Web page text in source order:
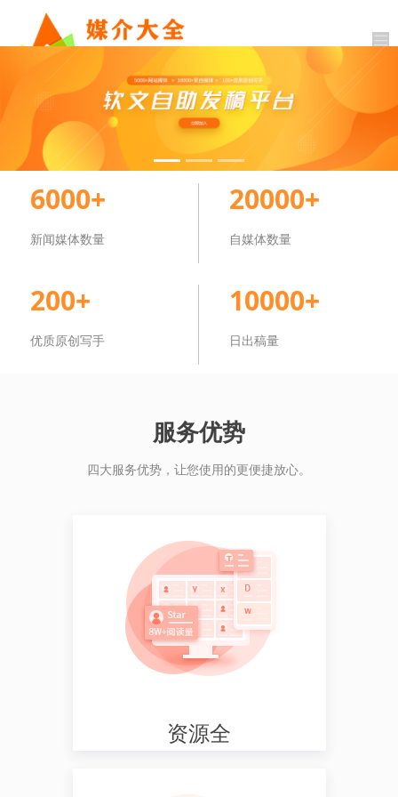
6000+
新闻媒体数量
20000+
自媒体数量
200+
优质原创写手
10000+
日出稿量
服务优势
四大服务优势，让您使用的更便捷放心。
资源全